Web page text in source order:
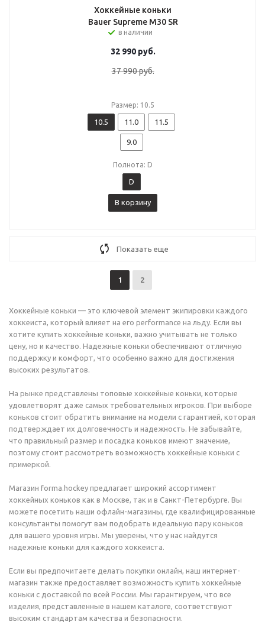
Хоккейные коньки
Bauer Supreme M30 SR
в наличии
32 990руб.
37 990руб.
Размер: 10.5
10.5 11.0 11.5
9.0
Полнота: D
D
В корзину
Показать еще
1 2
Хоккейные коньки — это ключевой элемент экипировки каждого
хоккеиста, который влияет на его performance на льду. Если вы
хотите купить хоккейные коньки, важно учитывать не только
цену, но и качество. Надежные коньки обеспечивают отличную
поддержку и комфорт, что особенно важно для достижения
высоких результатов.
На рынке представлены топовые хоккейные коньки, которые
удовлетворят даже самых требовательных игроков. При выборе
коньков стоит обратить внимание на модели с гарантией, которая
подтверждает их долговечность и надежность. Не забывайте,
что правильный размер и посадка коньков имеют значение,
поэтому стоит рассмотреть возможность хоккейные коньки с
примеркой.
Магазин forma.hockey предлагает широкий ассортимент
хоккейных коньков как в Москве, так и в Санкт-Петербурге. Вы
можете посетить наши офлайн-магазины, где квалифицированные
консультанты помогут вам подобрать идеальную пару коньков
для вашего уровня игры. Мы уверены, что у нас найдутся
надежные коньки для каждого хоккеиста.
Если вы предпочитаете делать покупки онлайн, наш интернет-
магазин также предоставляет возможность купить хоккейные
коньки с доставкой по всей России. Мы гарантируем, что все
изделия, представленные в нашем каталоге, соответствуют
высоким стандартам качества и безопасности.